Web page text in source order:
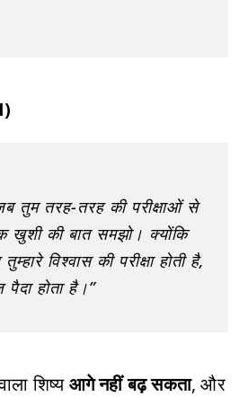
तुम तरह-तरह की परीक्षाओं से
खुशी की बात समझो। क्योंकि
विश्वास की परीक्षा होती है,
पैदा होता है।”
शिष्यआगे नहीं बढ़ सकता, और